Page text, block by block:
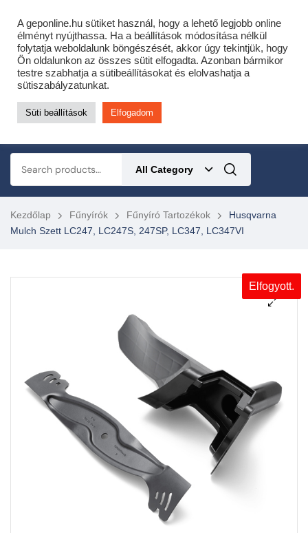
Cofidis expressz online áruhitel 0 % THM-el 10 hónapra!
Most minden akciós HQ láncfűrészhez ajándékba adunk egy fűrészláncot!
Részletek ide kattintva!
KERTÉSZETI – ERDÉSZETI – ÉPÍTŐIPARI GÉP WEBSHOP
All Category
Kezdőlap Fűnyírók Fűnyíró Tartozékok
Husqvarna
Mulch Szett LC247, LC247S, 247SP, LC347, LC347VI
Elfogyott.
A geponline.hu sütiket használ, hogy a lehető legjobb online
élményt nyújthassa. Ha a beállítások módosítása nélkül
folytatja weboldalunk böngészését, akkor úgy tekintjük, hogy
Ön oldalunkon az összes sütit elfogadta. Azonban bármikor
testre szabhatja a sütibeállításokat és elolvashatja a
sütiszabályzatunkat.
Süti beállítások Elfogadom